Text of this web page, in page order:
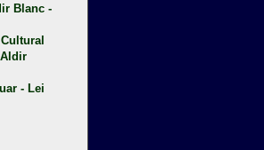
Blanc -
- Lei